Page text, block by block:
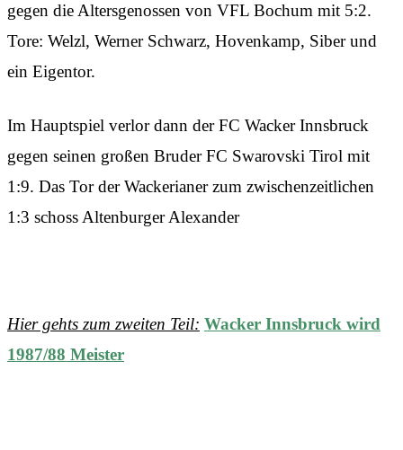
gegen die Altersgenossen von VFL Bochum mit 5:2.
Tore: Welzl, Werner Schwarz, Hovenkamp, Siber und
ein Eigentor.
Im Hauptspiel verlor dann der FC Wacker Innsbruck
gegen seinen großen Bruder FC Swarovski Tirol mit
1:9. Das Tor der Wackerianer zum zwischenzeitlichen
1:3 schoss Altenburger Alexander
Hier gehts zum zweiten Teil: Wacker Innsbruck wird
1987/88 Meister